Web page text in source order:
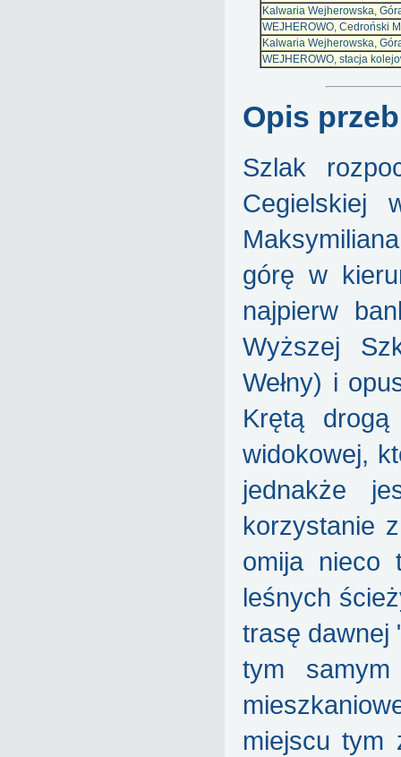
Kalwaria Wejherowska,
WEJHEROWO, Cedroński
Kalwaria Wejherowska,
WEJHEROWO, stacja
Opis
Szlak
Cegielskiej
górę w
najpierw
Wyższej
Wełny) i
Krętą
widokowej,
jednakże
korzystanie
omija nieco
leśnych
trasę dawnej
tym samym
miejscu tym